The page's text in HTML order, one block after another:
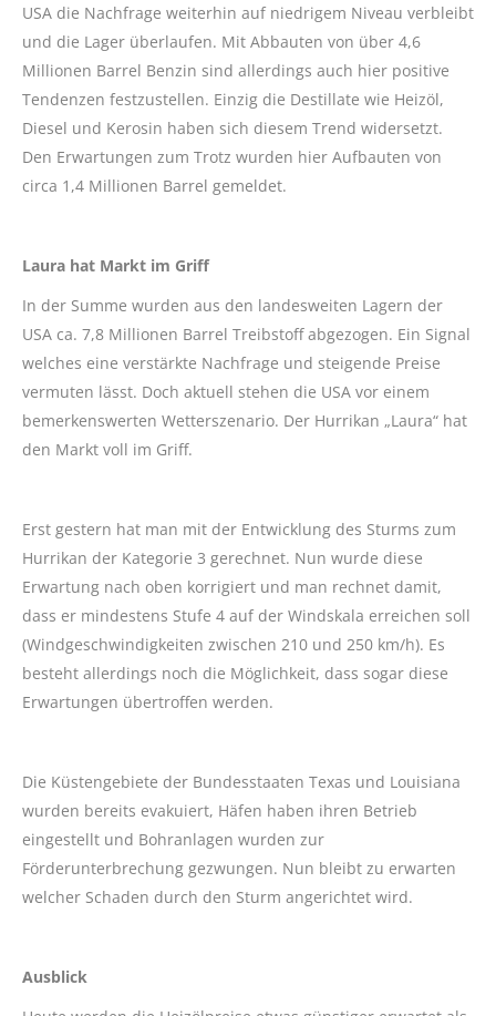
USA die Nachfrage weiterhin auf niedrigem Niveau verbleibt
und die Lager überlaufen. Mit Abbauten von über 4,6
Millionen Barrel Benzin sind allerdings auch hier positive
Tendenzen festzustellen. Einzig die Destillate wie Heizöl,
Diesel und Kerosin haben sich diesem Trend widersetzt.
Den Erwartungen zum Trotz wurden hier Aufbauten von
circa 1,4 Millionen Barrel gemeldet.
Laura hat Markt im Griff
In der Summe wurden aus den landesweiten Lagern der
USA ca. 7,8 Millionen Barrel Treibstoff abgezogen. Ein Signal
welches eine verstärkte Nachfrage und steigende Preise
vermuten lässt. Doch aktuell stehen die USA vor einem
bemerkenswerten Wetterszenario. Der Hurrikan „Laura“ hat
den Markt voll im Griff.
Erst gestern hat man mit der Entwicklung des Sturms zum
Hurrikan der Kategorie 3 gerechnet. Nun wurde diese
Erwartung nach oben korrigiert und man rechnet damit,
dass er mindestens Stufe 4 auf der Windskala erreichen soll
(Windgeschwindigkeiten zwischen 210 und 250 km/h). Es
besteht allerdings noch die Möglichkeit, dass sogar diese
Erwartungen übertroffen werden.
Die Küstengebiete der Bundesstaaten Texas und Louisiana
wurden bereits evakuiert, Häfen haben ihren Betrieb
eingestellt und Bohranlagen wurden zur
Förderunterbrechung gezwungen. Nun bleibt zu erwarten
welcher Schaden durch den Sturm angerichtet wird.
Ausblick